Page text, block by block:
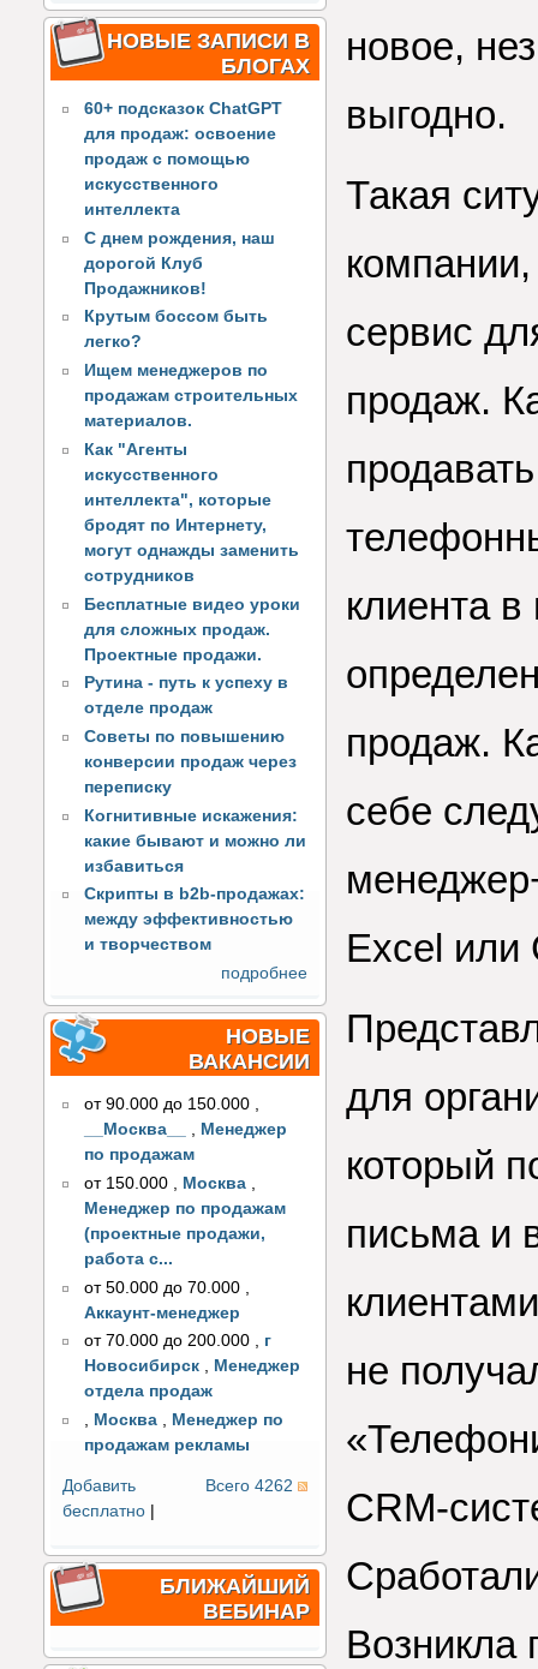
НОВЫЕ ЗАПИСИ В
БЛОГАХ
60+ подсказок ChatGPT
для продаж: освоение
продаж с помощью
искусственного
интеллекта
С днем рождения, наш
дорогой Клуб
Продажников!
Крутым боссом быть
легко?
Ищем менеджеров по
продажам строительных
материалов.
Как "Агенты
искусственного
интеллекта", которые
бродят по Интернету,
могут однажды заменить
сотрудников
Бесплатные видео уроки
для сложных продаж.
Проектные продажи.
Рутина - путь к успеху в
отделе продаж
Советы по повышению
конверсии продаж через
переписку
Когнитивные искажения:
какие бывают и можно ли
избавиться
Скрипты в b2b-продажах:
между эффективностью
и творчеством
подробнее
НОВЫЕ
ВАКАНСИИ
от 90.000 до 150.000 ,
__Москва__
, Менеджер
по продажам
от 150.000
Москва
Менеджер по продажам
(проектные продажи,
работа с...
от 50.000 до 70.000
Аккаунт-менеджер
от 70.000 до 200.000 , г
Новосибирск , Менеджер
отдела продаж
, Москва , Менеджер по
продажам рекламы
Всего 4262
Добавить
бесплатно
БЛИЖАЙШИЙ
ВЕБИНАР
новое,
выгодно.
Такая
сервис
продаж.
клиента
продаж.
себе
Excel или
для
который
письма и
не
CRM-
Возникла